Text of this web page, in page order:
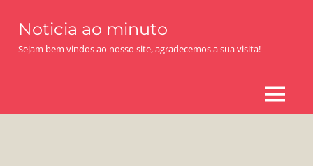
content
Noticia ao minuto
Sejam bem vindos ao nosso site, agradecemos a sua visita!
MENU